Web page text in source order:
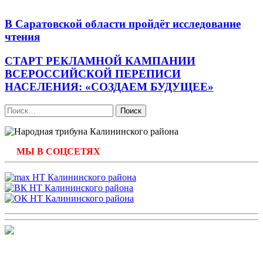
В Саратовской области пройдёт исследование
чтения
СТАРТ РЕКЛАМНОЙ КАМПАНИИ
ВСЕРОССИЙСКОЙ ПЕРЕПИСИ
НАСЕЛЕНИЯ: «СОЗДАЕМ БУДУЩЕЕ»
Найти:
МЫ В СОЦСЕТЯХ